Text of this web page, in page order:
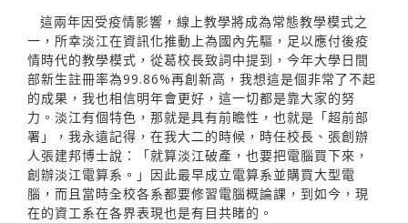
這兩年因受疫情影響，線上教學將成為常態教學模式之
一，所幸淡江在資訊化推動上為國內先驅，足以應付後疫
情時代的教學模式，從葛校長致詞中提到，今年大學日間
部新生註冊率為99.86%再創新高，我想這是個非常了不起
的成果，我也相信明年會更好，這一切都是靠大家的努
力。淡江有個特色，那就是具有前瞻性，也就是「超前部
署」，我永遠記得，在我大二的時候，時任校長、張創辦
人張建邦博士說：「就算淡江破產，也要把電腦買下來，
創辦淡江電算系。」因此最早成立電算系並購買大型電
腦，而且當時全校各系都要修習電腦概論課，到如今，現
在的資工系在各界表現也是有目共睹的。